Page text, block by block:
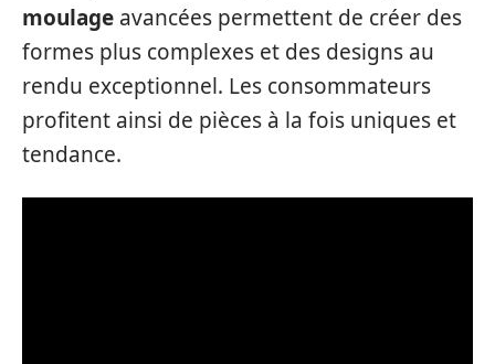
moulage avancées permettent de créer des
formes plus complexes et des designs au
rendu exceptionnel. Les consommateurs
profitent ainsi de pièces à la fois uniques et
tendance.